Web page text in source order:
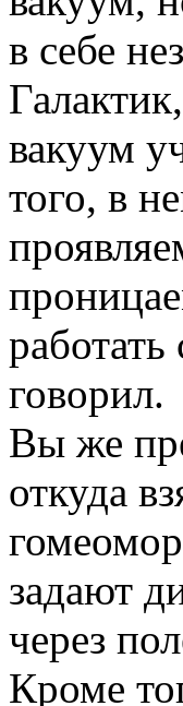
в себе
вакуум
того, в
говорил.
Вы же
откуда
задают
через
Кроме